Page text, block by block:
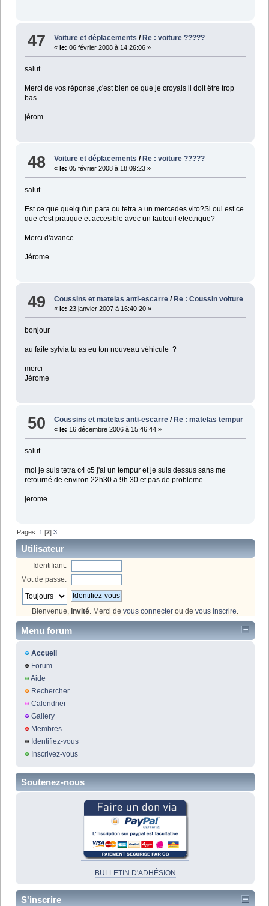
47 Voiture et déplacements /Re : voiture ?????
«le: 06 février 2008 à 14:26:06 »
salut
Merci de vos réponse ,c'est bien ce que je croyais il doit être trop
bas.
jérom
48 Voiture et déplacements / Re : voiture ?????
« le: 05 février 2008 à 18:09:23 »
salut
Est ce que quelqu'un para ou tetra a un mercedes vito?Si oui est ce
que c'est pratique et accesible avec un fauteuil electrique?
Merci d'avance .
Jérome.
49 Coussins et matelas anti-escarre /Re : Coussin voiture
«le: 23 janvier 2007 à 16:40:20 »
bonjour
au faite sylvia tu as eu ton nouveau véhicule ?
merci
Jérome
50 Coussins et matelas anti-escarre / Re : matelas tempur
«le: 16 décembre 2006 à 15:46:44 »
salut
moi je suis tetra c4 c5 j'ai un tempur et je suis dessus sans me
retourné de environ 22h30 a 9h 30 et pas de probleme.
jerome
Pages: 1 [2]3
Utilisateur
Identifiant:
Mot de passe:
Bienvenue, Invité. Merci de vous connecter ou de vous inscrire.
Menu forum
Accueil
Forum
Aide
Rechercher
Calendrier
Gallery
Membres
Identifiez-vous
Inscrivez-vous
Soutenez-nous
BULLETIN D'ADHÉSION
S'inscrire